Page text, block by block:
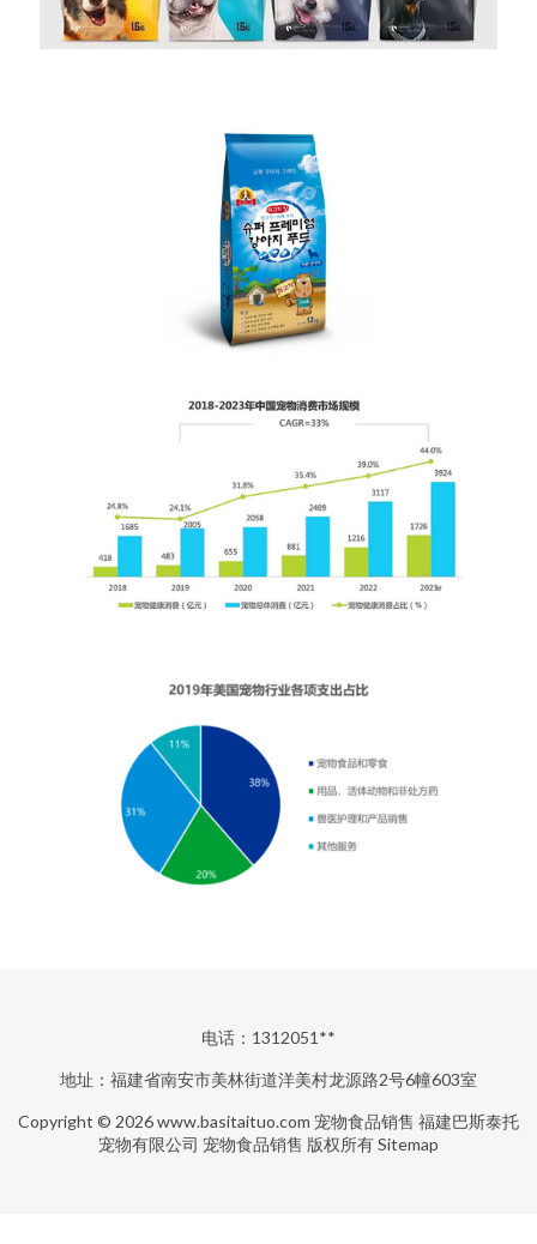
电话：1312051**
地址：福建省南安市美林街道洋美村龙源路2号6幢603室
Copyright © 2026www.basitaituo.com 宠物食品销售 福建巴斯泰托
宠物有限公司 宠物食品销售 版权所有Sitemap